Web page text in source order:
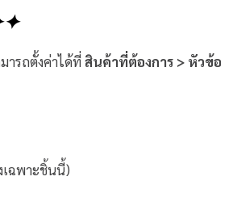
ารถตั้งค่าได้ที่สินค้าที่ต้องการ > หัวข้อ
เฉพาะชิ้นนี้)